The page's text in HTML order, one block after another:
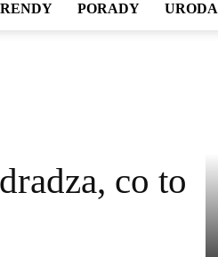
PORADY URODA
co to